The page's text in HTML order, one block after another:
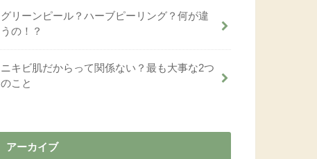
グリーンピール？ハーブピーリング？何が違
うの！？
ニキビ肌だからって関係ない？最も大事な2つ
のこと
アーカイブ